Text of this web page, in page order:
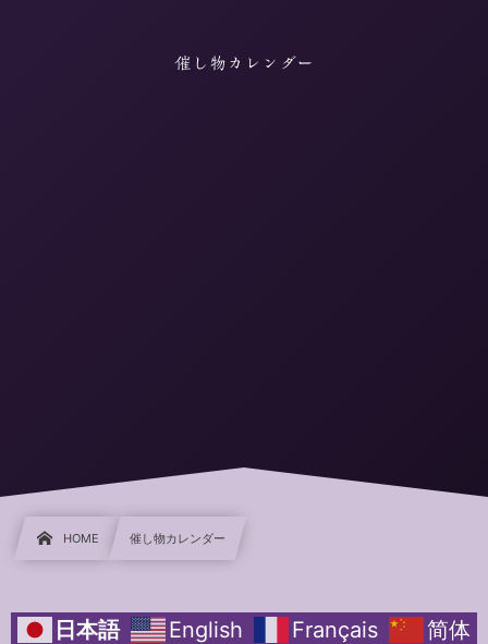
催し物カレンダー
HOME 催し物カレンダー
日本語 English Français
简体